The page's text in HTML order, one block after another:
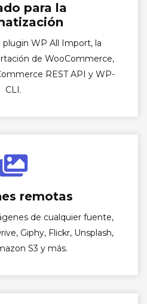
para la
WP All Import, la
de WooCommerce,
REST API y WP-
CLI.
remotas
de cualquier fuente,
Giphy, Flickr, Unsplash,
S3 y más.